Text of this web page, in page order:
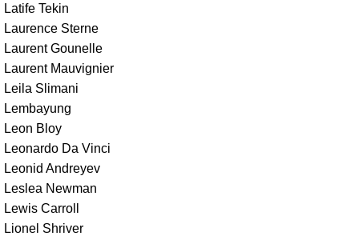
Latife Tekin
Laurence Sterne
Laurent Gounelle
Laurent Mauvignier
Leila Slimani
Lembayung
Leon Bloy
Leonardo Da Vinci
Leonid Andreyev
Leslea Newman
Lewis Carroll
Lionel Shriver